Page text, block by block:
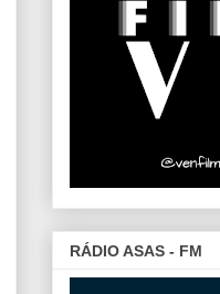
RÁDIO ASAS - FM